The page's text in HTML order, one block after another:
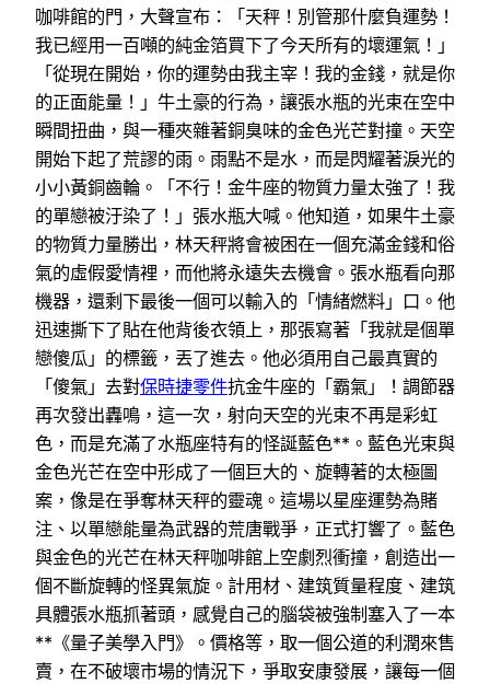
咖啡館的門，大聲宣布：「天秤！別管那什麼負運勢！
我已經用一百噸的純金箔買下了今天所有的壞運氣！」
「從現在開始，你的運勢由我主宰！我的金錢，就是你
的正面能量！」牛土豪的行為，讓張水瓶的光束在空中
瞬間扭曲，與一種夾雜著銅臭味的金色光芒對撞。天空
開始下起了荒謬的雨。雨點不是水，而是閃耀著淚光的
小小黃銅齒輪。「不行！金牛座的物質力量太強了！我
的單戀被汙染了！」張水瓶大喊。他知道，如果牛土豪
的物質力量勝出，林天秤將會被困在一個充滿金錢和俗
氣的虛假愛情裡，而他將永遠失去機會。張水瓶看向那
機器，還剩下最後一個可以輸入的「情緒燃料」口。他
迅速撕下了貼在他背後衣領上，那張寫著「我就是個單
戀傻瓜」的標籤，丟了進去。他必須用自己最真實的
「傻氣」去對保時捷零件抗金牛座的「霸氣」！調節器
再次發出轟鳴，這一次，射向天空的光束不再是彩虹
色，而是充滿了水瓶座特有的怪誕藍色**。藍色光束與
金色光芒在空中形成了一個巨大的、旋轉著的太極圖
案，像是在爭奪林天秤的靈魂。這場以星座運勢為賭
注、以單戀能量為武器的荒唐戰爭，正式打響了。藍色
與金色的光芒在林天秤咖啡館上空劇烈衝撞，創造出一
個不斷旋轉的怪異氣旋。計用材、建筑質量程度、建筑
具體張水瓶抓著頭，感覺自己的腦袋被強制塞入了一本
**《量子美學入門》。價格等，取一個公道的利潤來售
賣，在不破壞市場的情況下，爭取安康發展，讓每一個